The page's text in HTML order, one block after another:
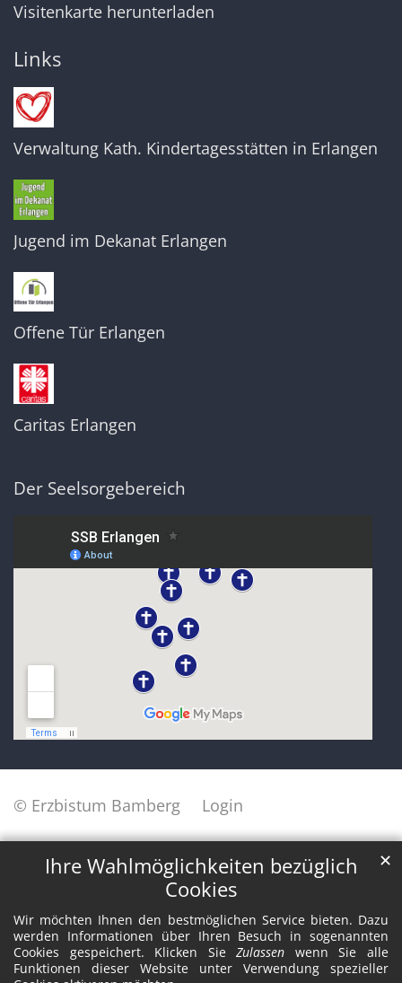
Ihre Wahlmöglichkeiten bezüglich
Cookies
Wir möchten Ihnen den bestmöglichen Service bieten. Dazu
werden Informationen über Ihren Besuch in sogenannten
Cookies gespeichert. Klicken SieZulassen wenn Sie alle
Funktionen dieser Website unter Verwendung spezieller
✕
Visitenkarte herunterladen
Links
Verwaltung Kath. Kindertagesstätten in Erlangen
Jugend im Dekanat Erlangen
Offene Tür Erlangen
Caritas Erlangen
Der Seelsorgebereich
© Erzbistum Bamberg Login